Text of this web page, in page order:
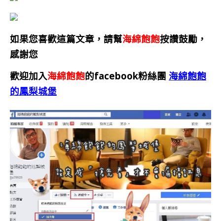
如果您喜歡這篇文章，請幫海綿飽飽按讚鼓勵，
感謝您
歡迎加入海綿飽飽的facebook粉絲團 海綿飽飽
的鳳梨城堡